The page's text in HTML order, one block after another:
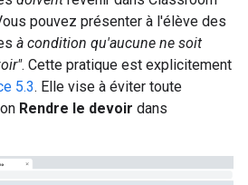
pouvez présenter à l'élève des
à condition qu'aucune ne soit
. Cette pratique est explicitement
5.3. Elle vise à éviter toute
Rendre le devoir dans